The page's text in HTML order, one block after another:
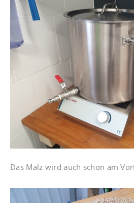
Das Malz wird auch schon am